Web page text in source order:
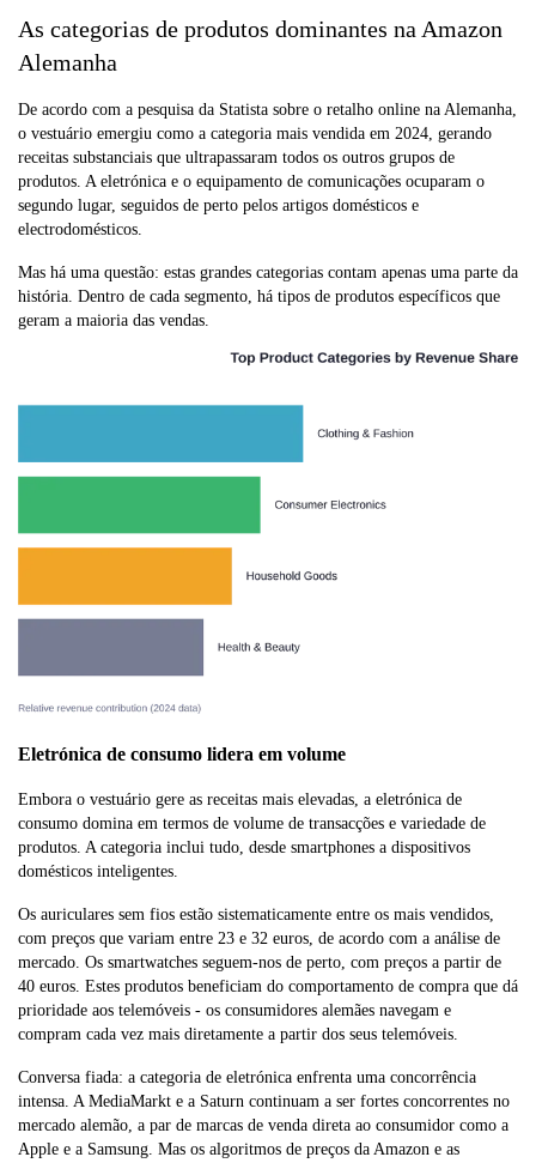
As categorias de produtos dominantes na Amazon
Alemanha
De acordo com a pesquisa da Statista sobre o retalho online na Alemanha,
o vestuário emergiu como a categoria mais vendida em 2024, gerando
receitas substanciais que ultrapassaram todos os outros grupos de
produtos. A eletrónica e o equipamento de comunicações ocuparam o
segundo lugar, seguidos de perto pelos artigos domésticos e
electrodomésticos.
Mas há uma questão: estas grandes categorias contam apenas uma parte da
história. Dentro de cada segmento, há tipos de produtos específicos que
geram a maioria das vendas.
Eletrónica de consumo lidera em volume
Embora o vestuário gere as receitas mais elevadas, a eletrónica de
consumo domina em termos de volume de transacções e variedade de
produtos. A categoria inclui tudo, desde smartphones a dispositivos
domésticos inteligentes.
Os auriculares sem fios estão sistematicamente entre os mais vendidos,
com preços que variam entre 23 e 32 euros, de acordo com a análise de
mercado. Os smartwatches seguem-nos de perto, com preços a partir de
40 euros. Estes produtos beneficiam do comportamento de compra que dá
prioridade aos telemóveis - os consumidores alemães navegam e
compram cada vez mais diretamente a partir dos seus telemóveis.
Conversa fiada: a categoria de eletrónica enfrenta uma concorrência
intensa. A MediaMarkt e a Saturn continuam a ser fortes concorrentes no
mercado alemão, a par de marcas de venda direta ao consumidor como a
Apple e a Samsung. Mas os algoritmos de preços da Amazon e as